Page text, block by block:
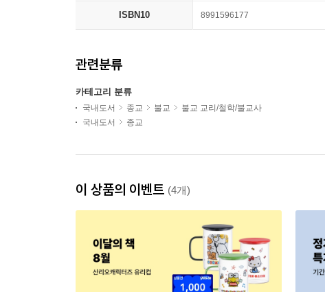
ISBN10 8991596177
관련분류
카테고리 분류
국내도서 종교 불교
불교 교리/철학/불교사
국내도서
종교
이 상품의 이벤트 (4개)